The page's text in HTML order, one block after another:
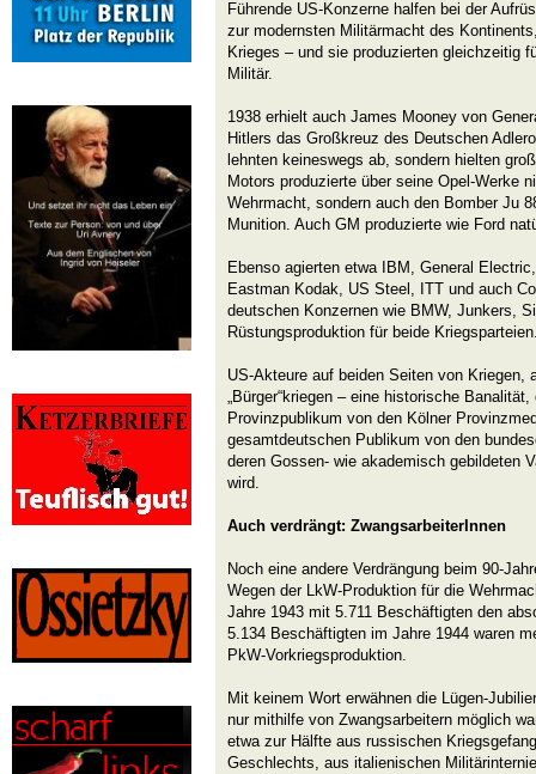
Führende US-Konzerne halfen bei der
zur modernsten Militärmacht des
Krieges – und sie produzierten gleichzeitig
Militär.
1938 erhielt auch James Mooney von
Hitlers das Großkreuz des Deutschen
lehnten keineswegs ab, sondern hielten
Motors produzierte über seine Opel-Werke
Wehrmacht, sondern auch den Bomber Ju
Munition. Auch GM produzierte wie Ford
Ebenso agierten etwa IBM, General
Eastman Kodak, US Steel, ITT und auch
deutschen Konzernen wie BMW, Junkers,
Rüstungsproduktion für beide
US-Akteure auf beiden Seiten von Kriegen,
„Bürger“kriegen – eine historische
Provinzpublikum von den Kölner
gesamtdeutschen Publikum von den
deren Gossen- wie akademisch gebildeten
wird.
Auch verdrängt: ZwangsarbeiterInnen
Noch eine andere Verdrängung beim 90-
Wegen der LkW-Produktion für die
Jahre 1943 mit 5.711 Beschäftigten den
5.134 Beschäftigten im Jahre 1944 waren
PkW-Vorkriegsproduktion.
Mit keinem Wort erwähnen die Lügen-
nur mithilfe von Zwangsarbeitern möglich
etwa zur Hälfte aus russischen
Geschlechts, aus italienischen